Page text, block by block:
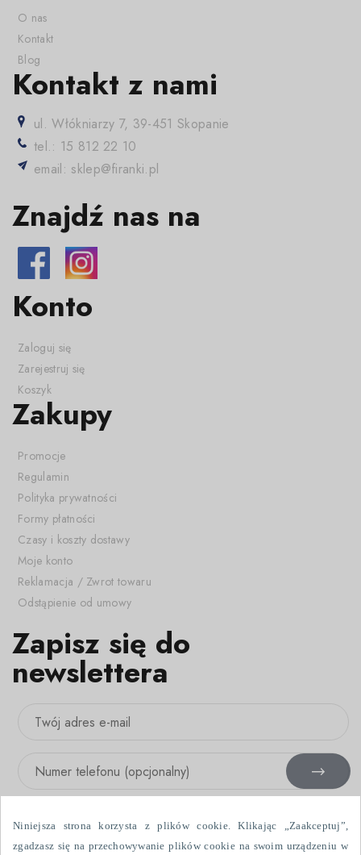
O nas
Kontakt
Blog
Kontakt z nami
ul. Włókniarzy 7, 39-451 Skopanie
tel.: 15 812 22 10
email: sklep@firanki.pl
Znajdź nas na
Konto
Zaloguj się
Zarejestruj się
Koszyk
Zakupy
Promocje
Regulamin
Polityka prywatności
Formy płatności
Czasy i koszty dostawy
Moje konto
Reklamacja / Zwrot towaru
Odstąpienie od umowy
Zapisz się do
newslettera
Niniejsza strona korzysta z plików cookie. Klikając „Zaakceptuj”,
zgadzasz się na przechowywanie plików cookie na swoim urządzeniu w